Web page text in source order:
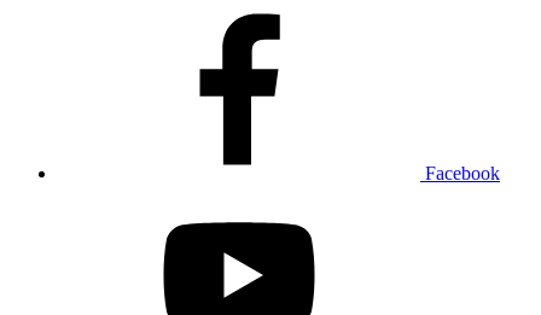
Facebook